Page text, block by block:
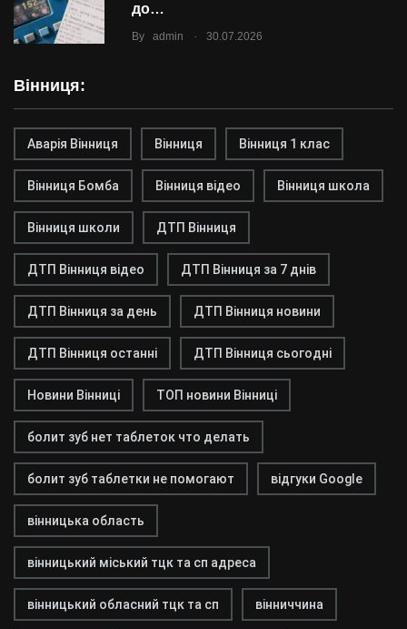
до…
By admin . 30.07.2026
Вінниця:
Аварія Вінниця Вінниця Вінниця 1 клас
Вінниця Бомба Вінниця відео Вінниця школа
Вінниця школи ДТП Вінниця
ДТП Вінниця відео ДТП Вінниця за 7 днів
ДТП Вінниця за день ДТП Вінниця новини
ДТП Вінниця останні ДТП Вінниця сьогодні
Новини Вінниці ТОП новини Вінниці
болит зуб нет таблеток что делать
болит зуб таблетки не помогают відгуки Google
вінницька область
вінницький міський тцк та сп адреса
вінницький обласний тцк та сп вінниччина